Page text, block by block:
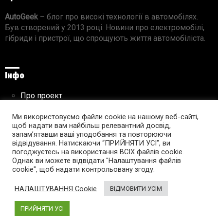
AutoGeek – блог про високі технології в автомобілях.
Був створений у 2013 році. Новини про електромобілі,
гібриди і пристрої, що спрощують життя автомобіліста.
Інфо
Про проект
Правила використання матеріалів
Підпишись на AutoGeek!
facebooktwitter instagramyoutube tumblr linkedin
Ми використовуємо файли cookie на нашому веб-сайті,
щоб надати вам найбільш релевантний досвід,
запам’ятавши ваші уподобання та повторюючи
відвідування. Натискаючи “ПРИЙНЯТИ УСІ”, ви
погоджуєтесь на використання ВСІХ файлів cookie.
Однак ви можете відвідати "Налаштування файлів
cookie", щоб надати контрольовану згоду.
НАЛАШТУВАННЯ Cookie ВІДМОВИТИ УСІМ
ПРИЙНЯТИ УСІ